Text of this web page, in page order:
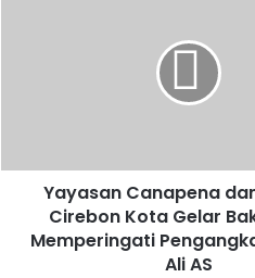
Bakti
Memperingati
Pengangkatan
Yayasan Canapena
Cirebon Kota Gelar
Memperingati
Ali AS